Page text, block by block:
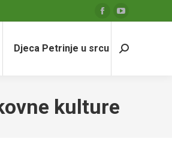
Facebook
opensopens
Djeca Petrinje u srcu Search:
kulture